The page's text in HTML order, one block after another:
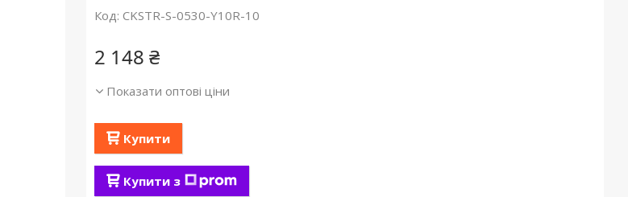
Код: CKSTR-S-0530-Y10R-10
2 148 ₴
Показати оптові ціни
Купити
Купити з